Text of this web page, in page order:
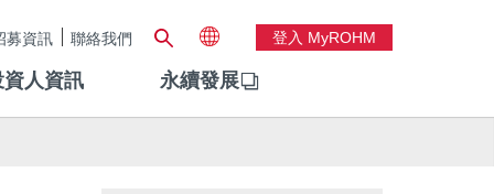
募資訊 聯絡我們 登入 MyROHM
人資訊 永續發展